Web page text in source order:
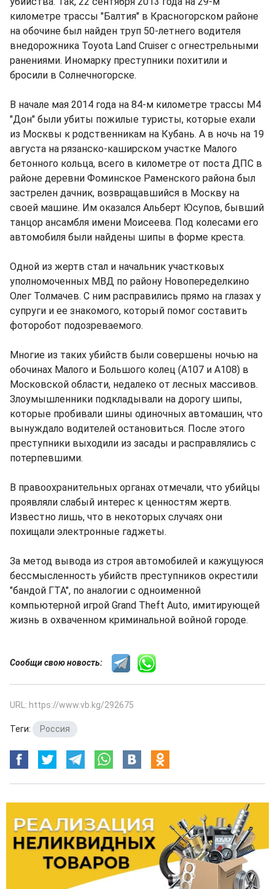
километре трассы "Балтия" в Красногорском районе
на обочине был найден труп 50-летнего водителя
внедорожника Toyota Land Cruiser с огнестрельными
ранениями. Иномарку преступники похитили и
бросили в Солнечногорске.
В начале мая 2014 года на 84-м километре трассы М4
"Дон" были убиты пожилые туристы, которые ехали
из Москвы к родственникам на Кубань. А в ночь на 19
августа на рязанско-каширском участке Малого
бетонного кольца, всего в километре от поста ДПС в
районе деревни Фоминское Раменского района был
застрелен дачник, возвращавшийся в Москву на
своей машине. Им оказался Альберт Юсупов, бывший
танцор ансамбля имени Моисеева. Под колесами его
автомобиля были найдены шипы в форме креста.
Одной из жертв стал и начальник участковых
уполномоченных МВД по району Новопеределкино
Олег Толмачев. С ним расправились прямо на глазах у
супруги и ее знакомого, который помог составить
фоторобот подозреваемого.
Многие из таких убийств были совершены ночью на
обочинах Малого и Большого колец (А107 и А108) в
Московской области, недалеко от лесных массивов.
Злоумышленники подкладывали на дорогу шипы,
которые пробивали шины одиночных автомашин, что
вынуждало водителей остановиться. После этого
преступники выходили из засады и расправлялись с
потерпевшими.
В правоохранительных органах отмечали, что убийцы
проявляли слабый интерес к ценностям жертв.
Известно лишь, что в некоторых случаях они
похищали электронные гаджеты.
За метод вывода из строя автомобилей и кажущуюся
бессмысленность убийств преступников окрестили
"бандой ГТА", по аналогии с одноименной
компьютерной игрой Grand Theft Auto, имитирующей
жизнь в охваченном криминальной войной городе.
Сообщи свою новость:
URL: https://www.vb.kg/292675
Теги: Россия